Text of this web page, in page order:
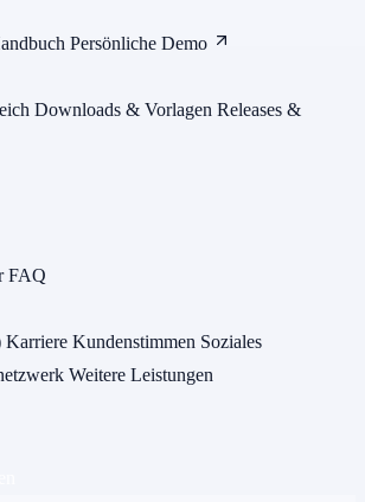
Persönliche Demo
Downloads & Vorlagen Releases &
FAQ
Karriere Kundenstimmen Soziales
Weitere Leistungen